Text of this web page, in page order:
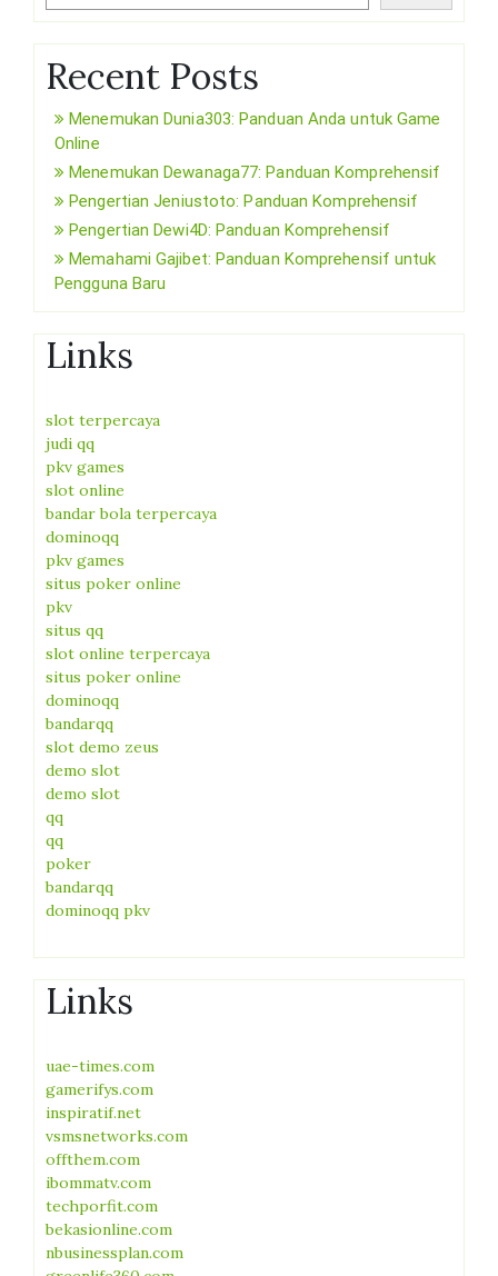
Recent Posts
Menemukan Dunia303: Panduan Anda untuk Game
Online
Menemukan Dewanaga77: Panduan Komprehensif
Pengertian Jeniustoto: Panduan Komprehensif
Pengertian Dewi4D: Panduan Komprehensif
Memahami Gajibet: Panduan Komprehensif untuk
Pengguna Baru
Links
slot terpercaya
judi qq
pkv games
slot online
bandar bola terpercaya
dominoqq
pkv games
situs poker online
pkv
situs qq
slot online terpercaya
situs poker online
dominoqq
bandarqq
slot demo zeus
demo slot
demo slot
qq
qq
poker
bandarqq
dominoqq pkv
Links
uae-times.com
gamerifys.com
inspiratif.net
vsmsnetworks.com
offthem.com
ibommatv.com
techporfit.com
bekasionline.com
nbusinessplan.com